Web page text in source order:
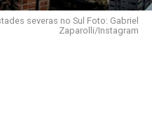
severas no Sul Foto: Gabriel
Zaparolli/Instagram